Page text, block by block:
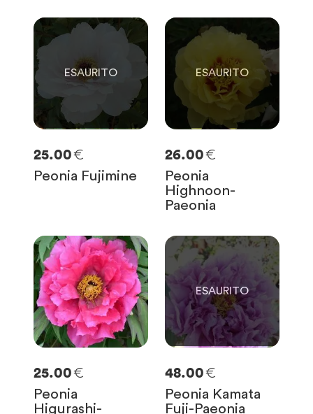
0
SOLO
25.00€
Peonia Fujimine
0
SOLO0 RIMASTE
26.00€
Peonia
Highnoon-
Paeonia
25.00€
Peonia
Higurashi-
0
SOLO0 RIMASTE
48.00€
Peonia Kamata
Fuji-Paeonia